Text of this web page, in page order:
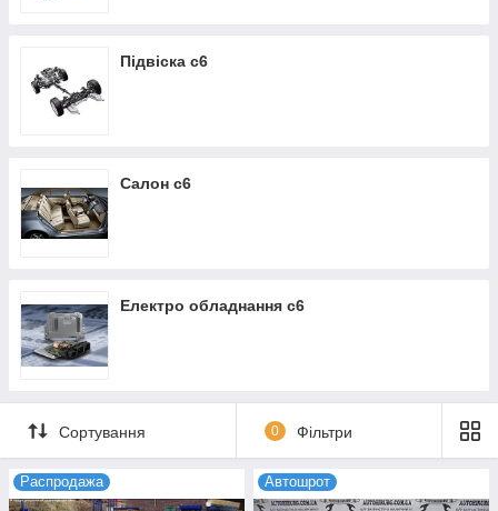
Підвіска c6
Салон c6
Електро обладнання c6
Сортування 0 Фільтри
Распродажа Автошрот